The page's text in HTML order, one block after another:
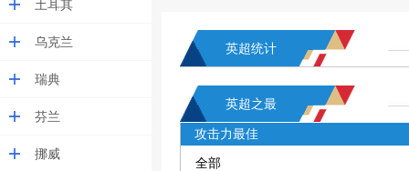
土耳其
乌克兰
瑞典
芬兰
挪威
英超统计
英超之最
攻击力最佳
全部